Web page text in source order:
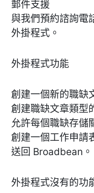
郵件支援
與我們預約諮詢電
外掛程式。
外掛程式功能
創建一個新的職缺
創建職缺文章類型
允許每個職缺存儲
創建一個工作申請
送回 Broadbean。
外掛程式沒有的功